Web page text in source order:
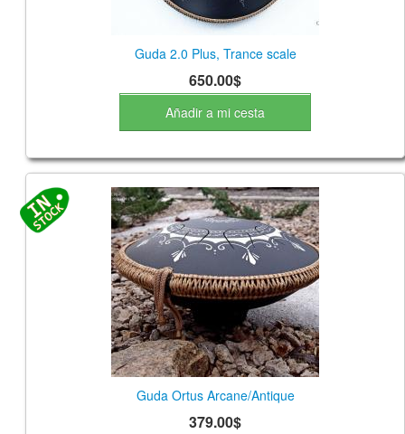
Guda 2.0 Plus, Trance scale
650.00$
Añadir a mi cesta
Guda Ortus Arcane/Antique
379.00$